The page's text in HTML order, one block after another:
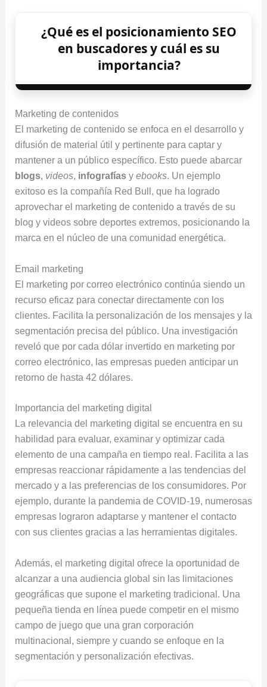
¿Qué es el posicionamiento SEO
en buscadores y cuál es su
importancia?
Marketing de contenidos
El marketing de contenido se enfoca en el desarrollo y
difusión de material útil y pertinente para captar y
mantener a un público específico. Esto puede abarcar
blogs, videos, infografíasy ebooks. Un ejemplo
exitoso es la compañía Red Bull, que ha logrado
aprovechar el marketing de contenido a través de su
blog y videos sobre deportes extremos, posicionando la
marca en el núcleo de una comunidad energética.
Email marketing
El marketing por correo electrónico continúa siendo un
recurso eficaz para conectar directamente con los
clientes. Facilita la personalización de los mensajes y la
segmentación precisa del público. Una investigación
reveló que por cada dólar invertido en marketing por
correo electrónico, las empresas pueden anticipar un
retorno de hasta 42 dólares.
Importancia del marketing digital
La relevancia del marketing digital se encuentra en su
habilidad para evaluar, examinar y optimizar cada
elemento de una campaña en tiempo real. Facilita a las
empresas reaccionar rápidamente a las tendencias del
mercado y a las preferencias de los consumidores. Por
ejemplo, durante la pandemia de COVID-19, numerosas
empresas lograron adaptarse y mantener el contacto
con sus clientes gracias a las herramientas digitales.
Además, el marketing digital ofrece la oportunidad de
alcanzar a una audiencia global sin las limitaciones
geográficas que supone el marketing tradicional. Una
pequeña tienda en línea puede competir en el mismo
campo de juego que una gran corporación
multinacional, siempre y cuando se enfoque en la
segmentación y personalización efectivas.